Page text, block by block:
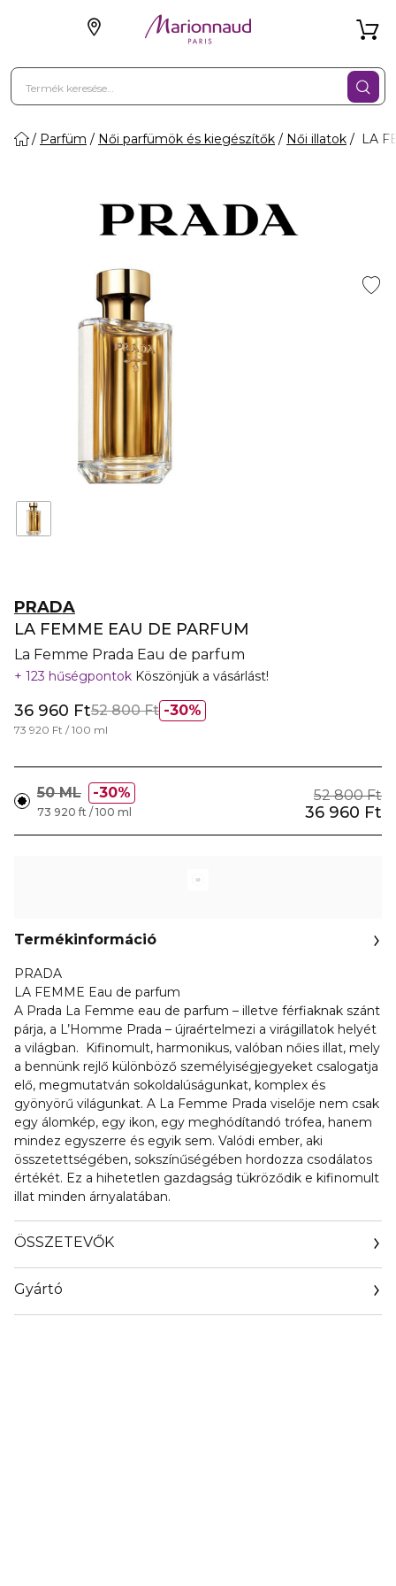
Parfüm Női parfümök és kiegészítők Női illatok LA
PRADA
LA FEMME EAU DE PARFUM
La Femme Prada Eau de parfum
123 hűségpontok Köszönjük a vásárlást!
30%
36 960 Ft52 800 Ft
73 920 Ft / 100 ml
50 ML 30% 52 800 Ft
36 960 Ft
73 920 ft / 100 ml
Termékinformáció
PRADA
LA FEMME Eau de parfum
A Prada La Femme eau de parfum – illetve férfiaknak szánt
párja, a L’Homme Prada – újraértelmezi a virágillatok helyét
a világban. Kifinomult, harmonikus, valóban nőies illat, mely
a bennünk rejlő különböző személyiségjegyeket csalogatja
elő, megmutatván sokoldalúságunkat, komplex és
gyönyörű világunkat. A La Femme Prada viselője nem csak
egy álomkép, egy ikon, egy meghódítandó trófea, hanem
mindez egyszerre és egyik sem. Valódi ember, aki
összetettségében, sokszínűségében hordozza csodálatos
értékét. Ez a hihetetlen gazdagság tükröződik e kifinomult
illat minden árnyalatában.
ÖSSZETEVŐK
Gyártó